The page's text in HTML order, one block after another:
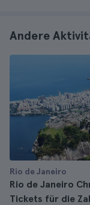
Andere
Rio de Janeiro
Rio de Janeiro
Tickets für die